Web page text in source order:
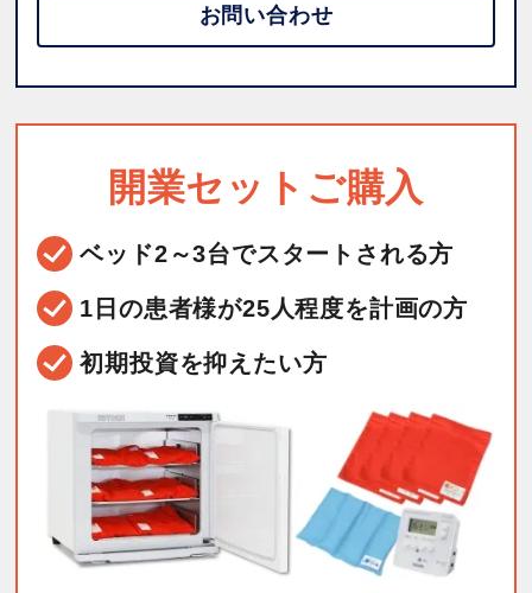
お問い合わせ
開業セットご購入
ベッド2～3台でスタートされる方
1日の患者様が25人程度を計画の方
初期投資を抑えたい方